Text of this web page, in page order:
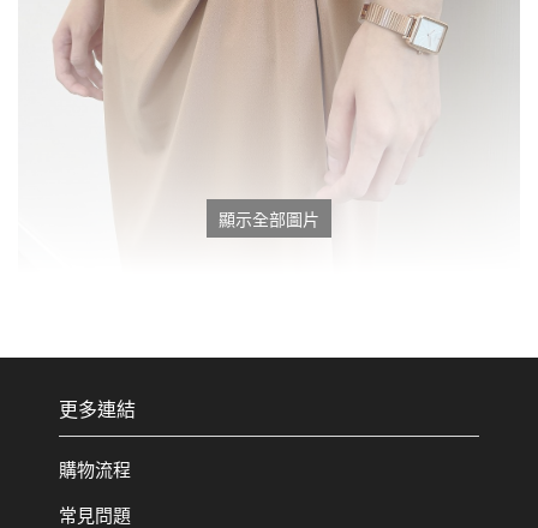
顯示全部圖片
更多連結
購物流程
常見問題